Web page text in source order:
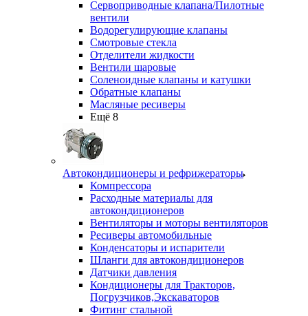
Сервоприводные клапана/Пилотные
вентили
Водорегулирующие клапаны
Смотровые стекла
Отделители жидкости
Вентили шаровые
Соленоидные клапаны и катушки
Обратные клапаны
Масляные ресиверы
Ещё 8
Автокондиционеры и рефрижераторы
Компрессора
Расходные материалы для
автокондиционеров
Вентиляторы и моторы вентиляторов
Ресиверы автомобильные
Конденсаторы и испарители
Шланги для автокондиционеров
Датчики давления
Кондиционеры для Тракторов,
Погрузчиков,Экскаваторов
Фитинг стальной